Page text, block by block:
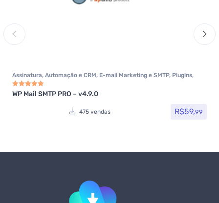
Assinatura, Automação e CRM, E-mail Marketing e SMTP, Plugins,
Todos os itens
WP Mail SMTP PRO – v4.9.0
475 vendas R$59,99